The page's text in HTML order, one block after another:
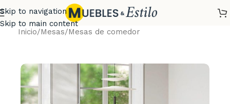
Skip to navigation
Skip to main content
Inicio/Mesas/Mesas de comedor